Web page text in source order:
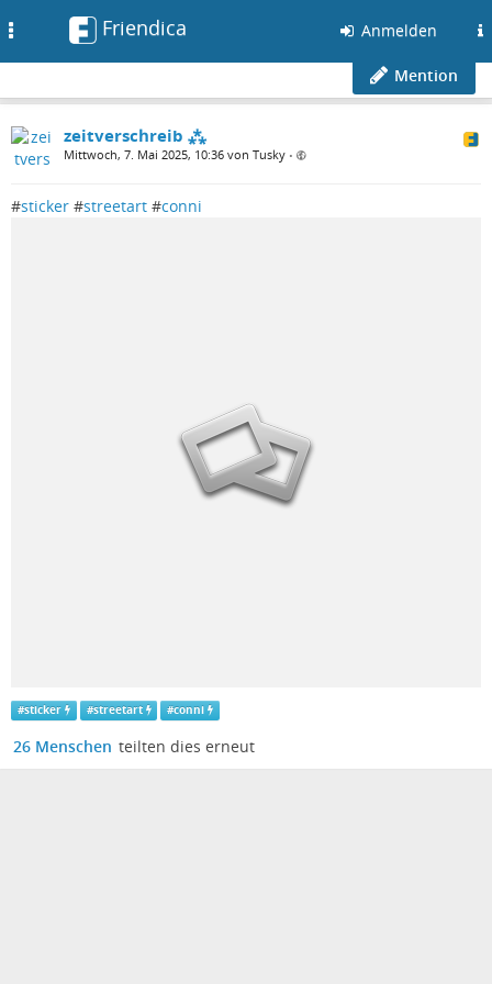
Friendica Anmelden
Mention
zeitverschreib ⁂
Mittwoch, 7. Mai 2025, 10:36 von Tusky •
#sticker #streetart #conni
#sticker #streetart #conni
26 Menschen teilten dies erneut